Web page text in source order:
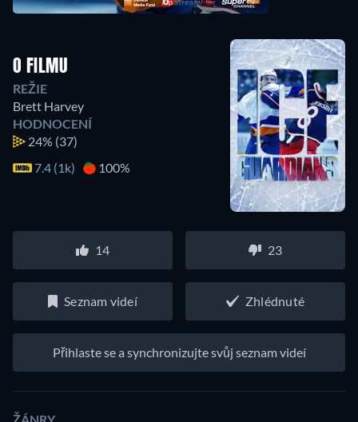
O FILMU
REŽIE
Brett Harvey
HODNOCENÍ
24% (37)
7.4 (1k)
100%
14 23
Seznam videí Zhlédnuté
Přihlaste se a synchronizujte svůj seznam videí